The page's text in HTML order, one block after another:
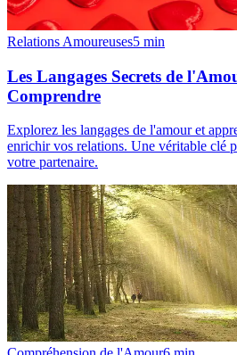
Relations Amoureuses5 min
Les Langages Secrets de
Comprendre
Explorez les langages de l'amour et
enrichir vos relations. Une véritable clé
votre partenaire.